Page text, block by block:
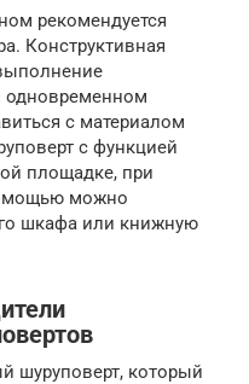
рекомендуется
Конструктивная
одновременном
с материалом
с функцией
площадке, при
можно
шкафа или книжную
шуруповерт, который